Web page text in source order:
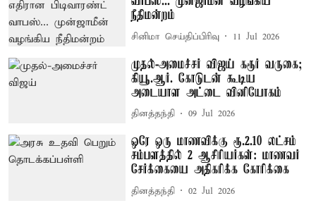
நீதிமன்றம்
சினிமா செய்திப்பிரிவு 11 Jul 2026
முதல்-அமைச்சர் விஜய் கரூர் வருகை;
கியூ.ஆர். கோடுடன் கூடிய
அடையாள அட்டை வினியோகம்
தினத்தந்தி 09 Jul 2026
ஒரே ஒரு மாணவிக்கு ரூ.2.10 லட்சம்
சம்பளத்தில் 2 ஆசிரியர்கள்: மாணவர்
சேர்க்கையை அதிகரிக்க கோரிக்கை
தினத்தந்தி 02 Jul 2026